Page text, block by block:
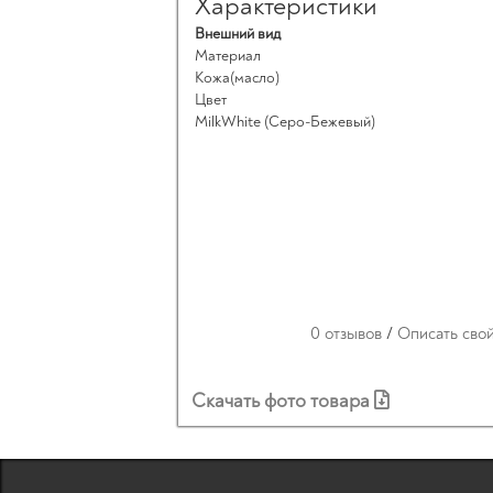
Внешний вид
Материал
Кожа(масло)
Цвет
MilkWhite (Серо-Бежевый)
0 отзывов / Описать
Скачать фото товара